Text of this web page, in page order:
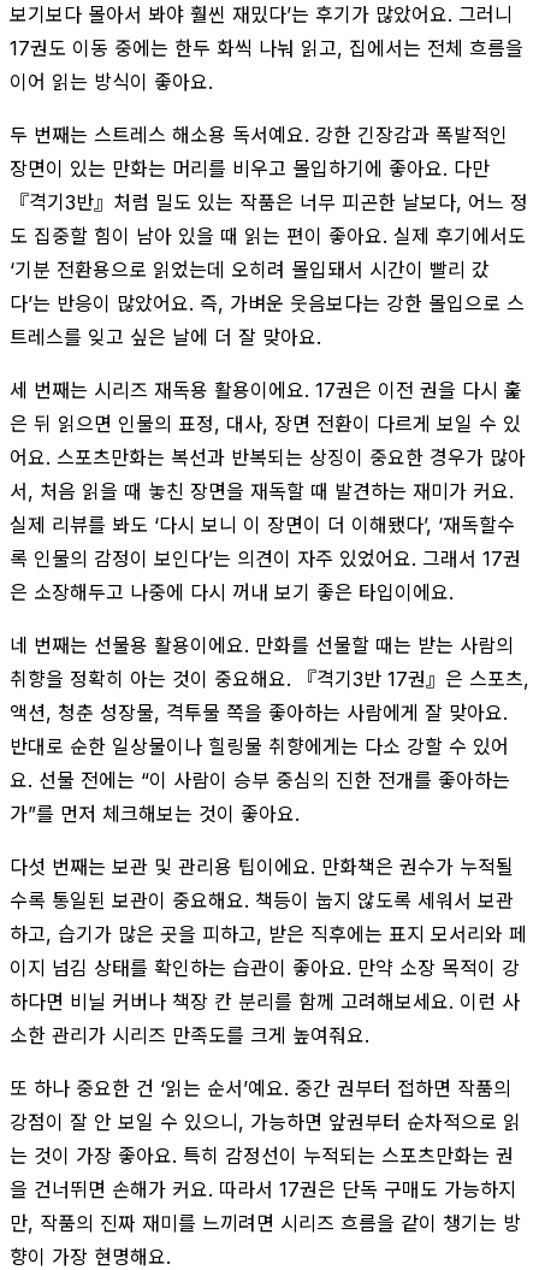
보기보다 몰아서 봐야 훨씬 재밌다’는 후기가 많았어요. 그러니
17권도 이동 중에는 한두 화씩 나눠 읽고, 집에서는 전체 흐름을
이어 읽는 방식이 좋아요.
두 번째는 스트레스 해소용 독서예요. 강한 긴장감과 폭발적인
장면이 있는 만화는 머리를 비우고 몰입하기에 좋아요. 다만
『격기3반』처럼 밀도 있는 작품은 너무 피곤한 날보다, 어느 정
도 집중할 힘이 남아 있을 때 읽는 편이 좋아요. 실제 후기에서도
‘기분 전환용으로 읽었는데 오히려 몰입돼서 시간이 빨리 갔
다’는 반응이 많았어요. 즉, 가벼운 웃음보다는 강한 몰입으로 스
트레스를 잊고 싶은 날에 더 잘 맞아요.
세 번째는 시리즈 재독용 활용이에요. 17권은 이전 권을 다시 훑
은 뒤 읽으면 인물의 표정, 대사, 장면 전환이 다르게 보일 수 있
어요. 스포츠만화는 복선과 반복되는 상징이 중요한 경우가 많아
서, 처음 읽을 때 놓친 장면을 재독할 때 발견하는 재미가 커요.
실제 리뷰를 봐도 ‘다시 보니 이 장면이 더 이해됐다’, ‘재독할수
록 인물의 감정이 보인다’는 의견이 자주 있었어요. 그래서 17권
은 소장해두고 나중에 다시 꺼내 보기 좋은 타입이에요.
네 번째는 선물용 활용이에요. 만화를 선물할 때는 받는 사람의
취향을 정확히 아는 것이 중요해요. 『격기3반 17권』은 스포츠,
액션, 청춘 성장물, 격투물 쪽을 좋아하는 사람에게 잘 맞아요.
반대로 순한 일상물이나 힐링물 취향에게는 다소 강할 수 있어
요. 선물 전에는 “이 사람이 승부 중심의 진한 전개를 좋아하는
가”를 먼저 체크해보는 것이 좋아요.
다섯 번째는 보관 및 관리용 팁이에요. 만화책은 권수가 누적될
수록 통일된 보관이 중요해요. 책등이 눕지 않도록 세워서 보관
하고, 습기가 많은 곳을 피하고, 받은 직후에는 표지 모서리와 페
이지 넘김 상태를 확인하는 습관이 좋아요. 만약 소장 목적이 강
하다면 비닐 커버나 책장 칸 분리를 함께 고려해보세요. 이런 사
소한 관리가 시리즈 만족도를 크게 높여줘요.
또 하나 중요한 건 ‘읽는 순서’예요. 중간 권부터 접하면 작품의
강점이 잘 안 보일 수 있으니, 가능하면 앞권부터 순차적으로 읽
는 것이 가장 좋아요. 특히 감정선이 누적되는 스포츠만화는 권
을 건너뛰면 손해가 커요. 따라서 17권은 단독 구매도 가능하지
만, 작품의 진짜 재미를 느끼려면 시리즈 흐름을 같이 챙기는 방
향이 가장 현명해요.